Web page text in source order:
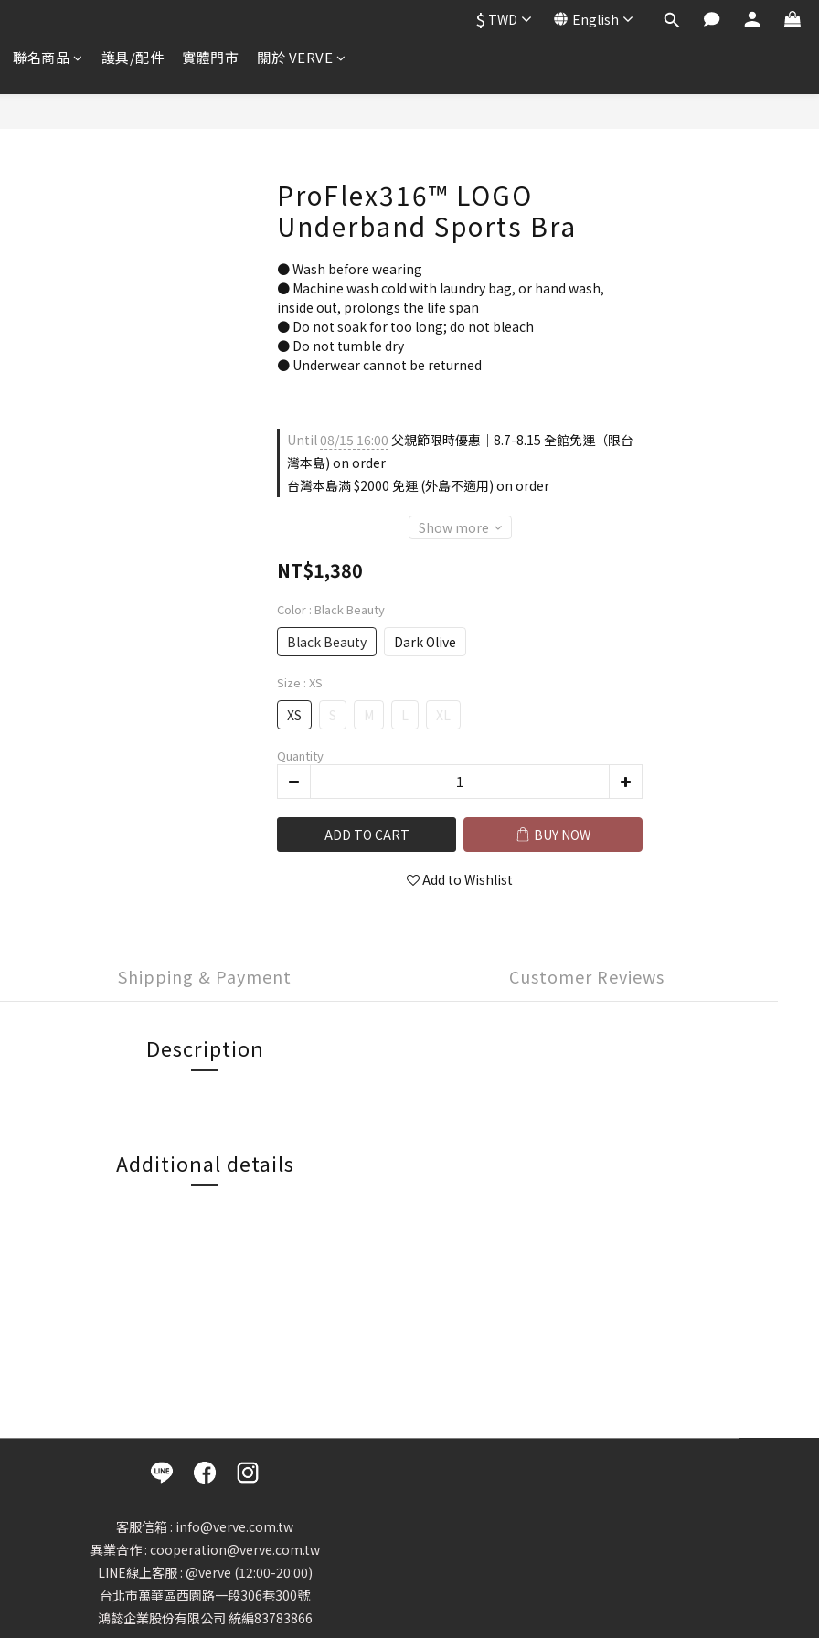
$ TWD English
聯名商品 護具/配件 實體門市 關於 VERVE
ProFlex316™ LOGO
Underband Sports Bra
● Wash before wearing
● Machine wash cold with laundry bag, or hand wash,
inside out, prolongs the life span
● Do not soak for too long; do not bleach
● Do not tumble dry
● Underwear cannot be returned
Until08/15 16:00 父親節限時優惠｜8.7-8.15 全館免運（限台
灣本島) on order
台灣本島滿 $2000 免運 (外島不適用) on order
Show more
NT$1,380
Color : Black Beauty
Black Beauty Dark Olive
Size : XS
XS S M L XL
Quantity
ADD TO CART BUY NOW
Add to Wishlist
Shipping & Payment Customer Reviews
Description
Additional details
客服信箱 : info@verve.com.tw
異業合作 : cooperation@verve.com.tw
LINE線上客服 : @verve (12:00-20:00)
台北市萬華區西園路一段306巷300號
鴻懿企業股份有限公司 統編83783866